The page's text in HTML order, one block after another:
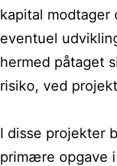
kapital modtager
eventuel
hermed påtaget
risiko, ved
I disse projekter
primære opgave